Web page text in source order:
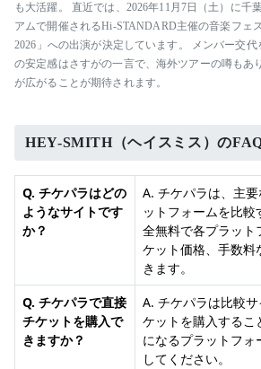
も大活躍。 直近では、2026年11月7日（土）に千
アムで開催されるHi-STANDARD主催の音楽フェ
2026」への出演が決定しています。 メンバー交
の安定感はさすがの一言で、海外ツアーの噂もあ
が広がることが期待されます。
HEY-SMITH（ヘイスミス）の
Q. チケパラはどの
ようなサイトです
か？
A. チケパラは、主
ットフォームを比
全無料で各プラット
ケット価格、手数料
きます。
Q. チケパラで直接
チケットを購入で
きますか？
A. チケパラは比較
ケットを購入するこ
になるプラットフォ
してください。